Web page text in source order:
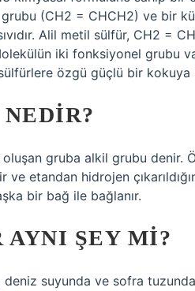
(CH2 = CHCH2) ve bir
Alil metil sülfür, CH2 =
iki fonksiyonel grubu
özgü güçlü bir kokuya
gruba alkil grubu denir.
ve etandan hidrojen
bir bağ ile bağlanır.
ŞEY MI?
deniz suyunda ve sofra